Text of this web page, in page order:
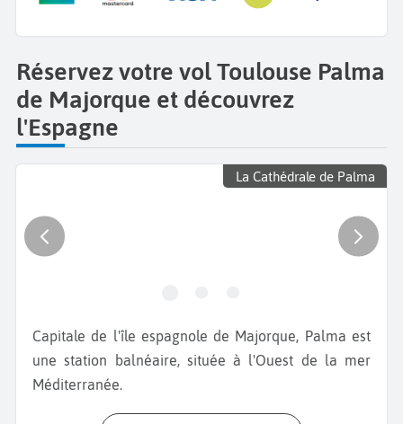
Réservez votre vol Toulouse Palma
de Majorque et découvrez
l'Espagne
La Cathédrale de Palma
Capitale de l'île espagnole de Majorque, Palma est
une station balnéaire, située à l'Ouest de la mer
Méditerranée.